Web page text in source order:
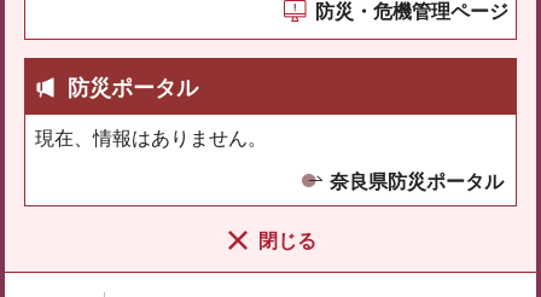
防災・危機管理ページ
防災ポータル
現在、情報はありません。
奈良県防災ポータル
閉じる